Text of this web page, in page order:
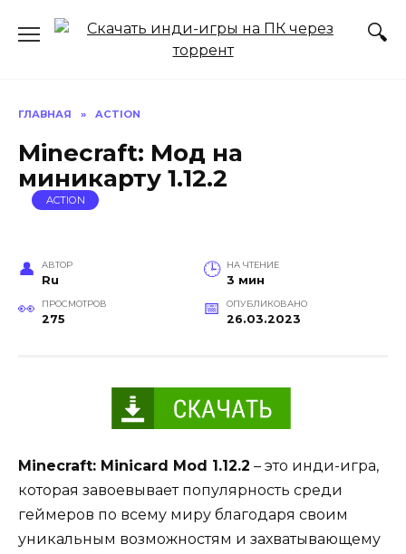
ГЛАВНАЯ » ACTION
Minecraft: Мод на
миникарту 1.12.2
ACTION
АВТОР
Ru
НА ЧТЕНИЕ
3 мин
ПРОСМОТРОВ
275
ОПУБЛИКОВАНО
26.03.2023
Minecraft: Minicard Mod 1.12.2 – это инди-игра,
которая завоевывает популярность среди
геймеров по всему миру благодаря своим
уникальным возможностям и захватывающему